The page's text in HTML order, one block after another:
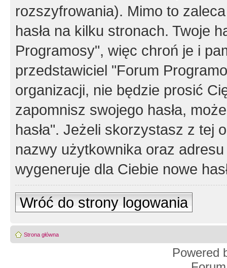
rozszyfrowania). Mimo to
hasła na kilku stronach. Twoje
Programosy", więc chroń je i
przedstawiciel "Forum
organizacji, nie będzie prosić
zapomnisz swojego hasła,
hasła". Jeżeli skorzystasz z tej
nazwy użytkownika oraz
wygeneruje dla Ciebie nowe
Wróć do strony logowania
Strona główna
Powered